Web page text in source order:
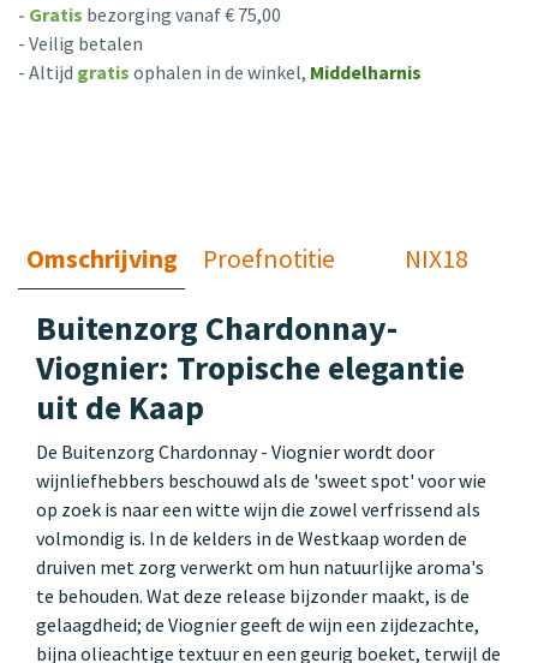
- Gratis bezorging vanaf € 75,00
- Veilig betalen
- Altijd gratis ophalen in de winkel, Middelharnis
Omschrijving Proefnotitie NIX18
Buitenzorg Chardonnay-
Viognier: Tropische elegantie
uit de Kaap
De Buitenzorg Chardonnay - Viognier wordt door
wijnliefhebbers beschouwd als de 'sweet spot' voor wie
op zoek is naar een witte wijn die zowel verfrissend als
volmondig is. In de kelders in de Westkaap worden de
druiven met zorg verwerkt om hun natuurlijke aroma's
te behouden. Wat deze release bijzonder maakt, is de
gelaagdheid; de Viognier geeft de wijn een zijdezachte,
bijna olieachtige textuur en een geurig boeket, terwijl de